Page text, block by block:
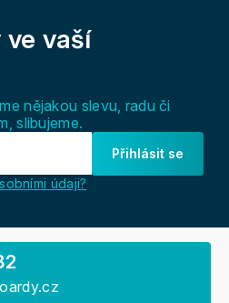
ve vaší
nějakou slevu, radu či
slibujeme.
Přihlásit se
údaji?